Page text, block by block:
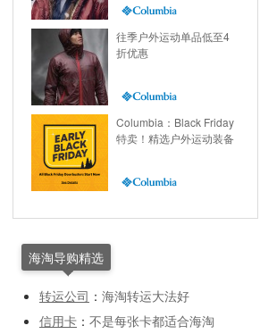
往季户外运动单品低至4
折优惠
Columbia：Black Friday
特卖！精选户外运动装备
海淘导购精选
转运公司 ： 海淘转运大法好
信用卡 ： 不是每张卡都适合海淘